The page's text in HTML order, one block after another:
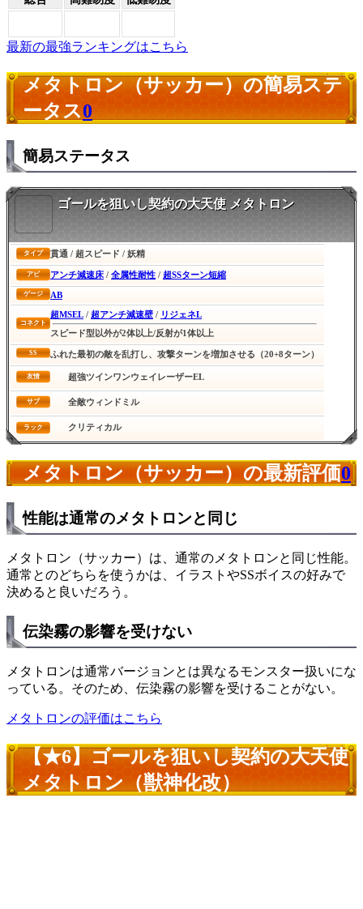
最新の最強ランキングはこちら
メタトロン（サッカー）の簡易ステ
ータス0
簡易ステータス
ゴールを狙いし契約の大天使 メタトロン
タイプ 貫通 / 超スピード / 妖精
アビ アンチ減速床 / 全属性耐性 / 超SSターン短縮
ゲージ AB
コネクト
超MSEL / 超アンチ減速壁 / リジェネL
スピード型以外が2体以上/反射が1体以上
SS ふれた最初の敵を乱打し、攻撃ターンを増加させる（20+8ターン）
友情 超強ツインワンウェイレーザーEL
サブ 全敵ウィンドミル
ラック クリティカル
メタトロン（サッカー）の最新評価0
性能は通常のメタトロンと同じ
メタトロン（サッカー）は、通常のメタトロンと同じ性能。
通常とのどちらを使うかは、イラストやSSボイスの好みで
決めると良いだろう。
伝染霧の影響を受けない
メタトロンは通常バージョンとは異なるモンスター扱いにな
っている。そのため、伝染霧の影響を受けることがない。
メタトロンの評価はこちら
【★6】ゴールを狙いし契約の大天使
メタトロン（獣神化改）